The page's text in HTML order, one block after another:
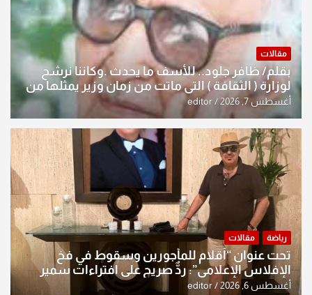
مقالات
بقلم/ ظافر جلود.. للأسف ما يحدث .وكاننا نرشح
لوزارة ( الثقافة ) التي ماتت من زمان وزير يمثلها من
النخبة والإرث العظيم للثقافة العراقية..
أغسطس 7, 2026 editor
رياضة مقالات
تحت عنوان “أقلام للمأجورين وسقوط في فخ
الإفلاس الإعلامي”: ردٌّ صريح على افتراءات سمير
الشكرجي
أغسطس 6, 2026 editor